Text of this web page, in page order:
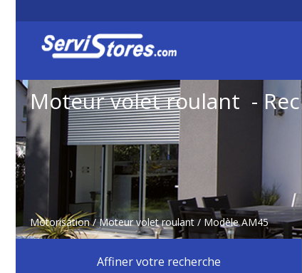
Moteur volet roulant -
Motorisation /Moteur volet roulant / Modèle AM45
Affiner votre recherche